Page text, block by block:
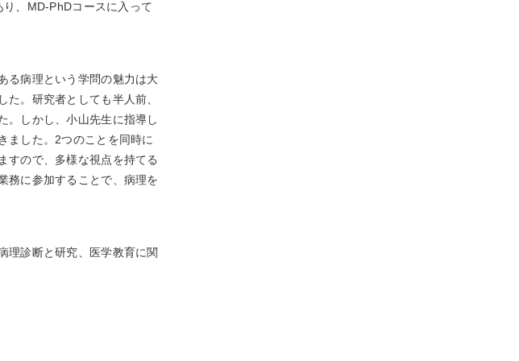
、MD-PhDコースに入って
る病理という学問の魅力は大
。研究者としても半人前、
。しかし、小山先生に指導し
ました。2つのことを同時に
すので、多様な視点を持てる
務に参加することで、病理を
理診断と研究、医学教育に関